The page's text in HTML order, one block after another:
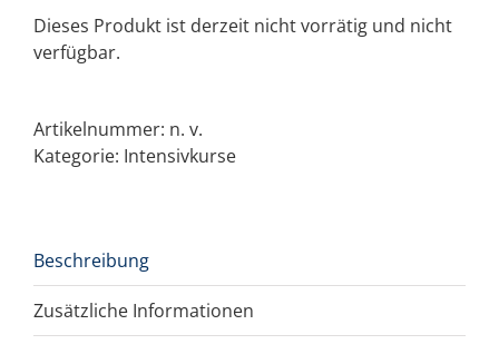
Dieses Produkt ist derzeit nicht vorrätig und nicht
verfügbar.
Artikelnummer: n. v.
Kategorie: Intensivkurse
Beschreibung
Zusätzliche Informationen